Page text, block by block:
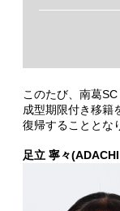
このたび、南葛
成型期限付き移籍
復帰することとな
足立 寧々(ADACHI